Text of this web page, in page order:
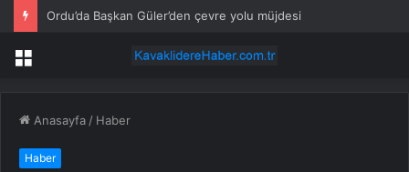
Ordu’da Başkan Güler’den çevre yolu müjdesi
Menü
Anasayfa / Haber
Haber